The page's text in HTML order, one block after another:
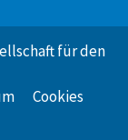
für den
Cookies